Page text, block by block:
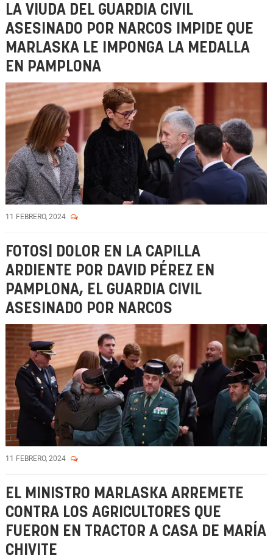
LA VIUDA DEL GUARDIA CIVIL
ASESINADO POR NARCOS IMPIDE QUE
MARLASKA LE IMPONGA LA MEDALLA
EN PAMPLONA
11 FEBRERO, 2024
FOTOS| DOLOR EN LA CAPILLA
ARDIENTE POR DAVID PÉREZ EN
PAMPLONA, EL GUARDIA CIVIL
ASESINADO POR NARCOS
11 FEBRERO, 2024
EL MINISTRO MARLASKA ARREMETE
CONTRA LOS AGRICULTORES QUE
FUERON EN TRACTOR A CASA DE MARÍA
CHIVITE